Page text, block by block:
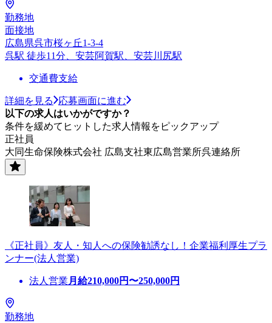
勤務地
面接地
広島県呉市桜ヶ丘1-3-4
呉駅 徒歩11分、安芸阿賀駅、安芸川尻駅
交通費支給
詳細を見る
応募画面に進む
以下の求人はいかがですか？
条件を緩めてヒットした求人情報をピックアップ
正社員
大同生命保険株式会社 広島支社東広島営業所呉連絡所
《正社員》友人・知人への保険勧誘なし！企業福利厚生プラ
ンナー(法人営業)
法人営業 月給210,000円〜250,000円
勤務地